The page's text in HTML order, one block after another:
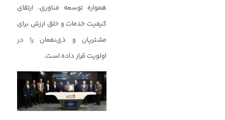
همواره توسعه فناوری، ارتقای
کیفیت خدمات و خلق ارزش برای
مشتریان و ذی‌نفعان را در
اولویت قرار داده است.